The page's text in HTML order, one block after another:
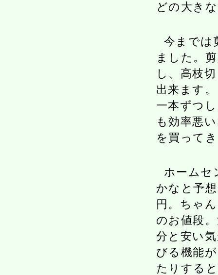
どの大き
今までは
ました。
し、高枝
出来ます
一本ずつ
も効率悪
を買って
ホームセ
かなと予
円。ちゃ
のお値段
分と安い
びる機能
たりする